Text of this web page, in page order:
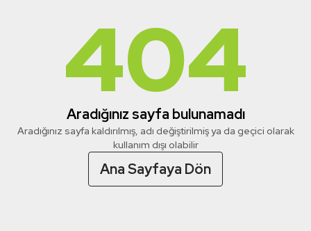
404
Aradığınız sayfa bulunamadı
Aradığınız sayfa kaldırılmış, adı değiştirilmiş ya da geçici olarak
kullanım dışı olabilir
Ana Sayfaya Dön